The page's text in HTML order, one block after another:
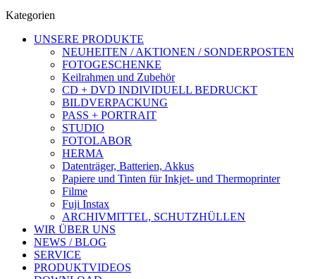
Kategorien
UNSERE PRODUKTE
NEUHEITEN / AKTIONEN / SONDERPOSTEN
FOTOGESCHENKE
Keilrahmen und Zubehör
CD + DVD INDIVIDUELL BEDRUCKT
BILDVERPACKUNG
PASS + PORTRAIT
STUDIO
FOTOLABOR
HERMA
Datenträger, Batterien, Akkus
Papiere und Tinten für Inkjet- und Thermoprinter
Filme
Fuji Instax
ARCHIVMITTEL, SCHUTZHÜLLEN
WIR ÜBER UNS
NEWS / BLOG
SERVICE
PRODUKTVIDEOS